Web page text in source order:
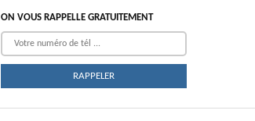
ON VOUS RAPPELLE GRATUITEMENT